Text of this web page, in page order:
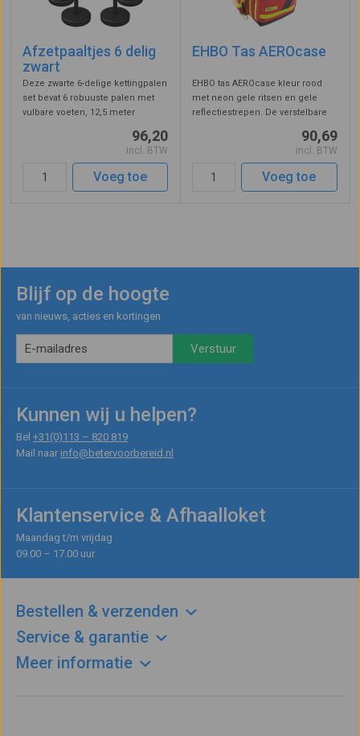
Afzetpaaltjes 6 delig
zwart
Deze zwarte 6-delige kettingpalen
set bevat 6 robuuste palen met
vulbare voeten, 12,5 meter
schakelketting 6 mm, capjes en
haken. Ideaal voor het markeren
van gebieden, parkeerplaatsen
96,20
incl. BTW
Voeg toe
EHBO Tas AEROcase
EHBO tas AEROcase kleur rood
met neon gele ritsen en gele
reflectiestrepen. De verstelbare
ventilerend uitgevoerd. De tas
heeft een groot compartiment
90,69
incl. BTW
Voeg toe
Blijf op de hoogte
van nieuws, acties en kortingen
Kunnen wij u helpen?
Bel +31(0)113 – 820 819
Mail naar info@betervoorbereid.nl
Klantenservice & Afhaalloket
Maandag t/m vrijdag
09.00 – 17.00 uur
Bestellen & verzenden
Service & garantie
Meer informatie